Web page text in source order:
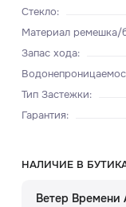
Стекло:
Материал ремешка/
Запас хода:
Тип Застежки:
Гарантия:
НАЛИЧИЕ В
Ветер Времени